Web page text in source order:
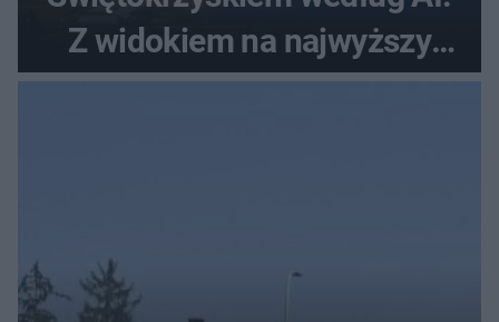
Z widokiem na najwyższy
szczyt Gór Świętokrzyskich